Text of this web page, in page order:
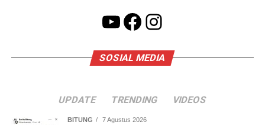
YouTube
Facebook
Instagram
SOSIAL MEDIA
UPDATE TRENDING VIDEOS
BITUNG 7 Agustus 2026